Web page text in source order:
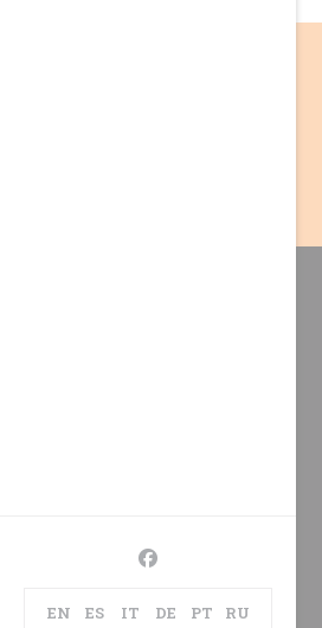
Facebook ((ouvre
EN ES IT DE PT RU